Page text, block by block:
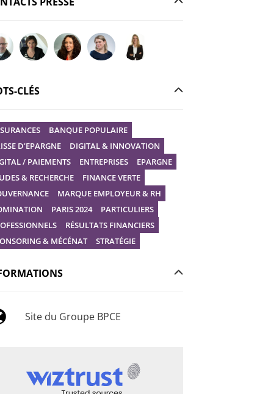
votre question à Christophe GILBERT
Poser votre question à Fanny KERECKI
Poser votre question à Mélissa BOURGUIGNON
Poser votre question à Marine Robin
Poser votre question à Vanessa
CLÉS
BANQUE POPULAIRE
D'EPARGNE
DIGITAL & INNOVATION
/ PAIEMENTS
ENTREPRISES
EPARGNE
& RECHERCHE
FINANCE VERTE
MARQUE EMPLOYEUR & RH
PARIS 2024
PARTICULIERS
RÉSULTATS FINANCIERS
& MÉCÉNAT
STRATÉGIE
Site du Groupe BPCE